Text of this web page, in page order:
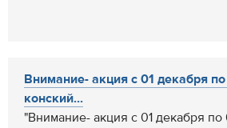
Внимание- акция с 01 декабря
конский...
"Внимание- акция с 01 декабря по